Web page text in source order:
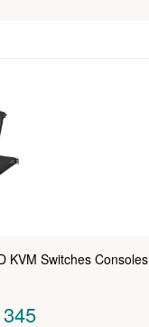
KVM Switches Consoles